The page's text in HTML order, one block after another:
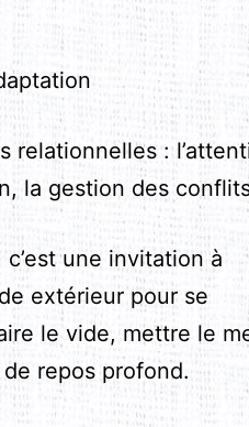
:
la gestion des
c’est une invitation à
extérieur pour se
le vide, mettre le
repos profond.